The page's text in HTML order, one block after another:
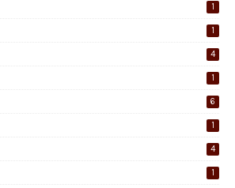
1
1
4
1
6
1
4
1